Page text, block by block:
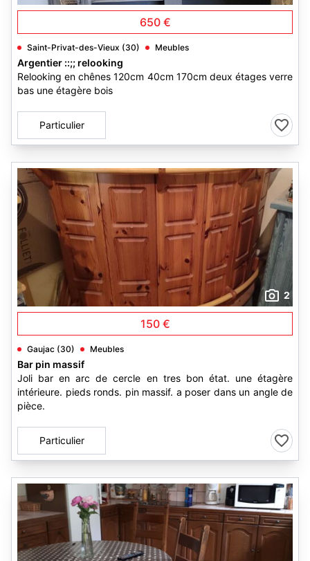
650 €
Saint-Privat-des-Vieux (30) Meubles
Argentier ::;; relooking
Relooking en chênes 120cm 40cm 170cm deux étages verre
bas une étagère bois
Particulier
2
150 €
Gaujac (30) Meubles
Bar pin massif
Joli bar en arc de cercle en tres bon état. une étagère
intérieure. pieds ronds. pin massif. a poser dans un angle de
pièce.
Particulier